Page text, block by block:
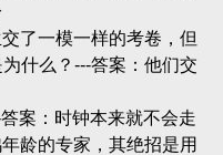
了一模一样的考卷，但
什么？---答案：他们交
案：时钟本来就不会走
龄的专家，其绝招是用